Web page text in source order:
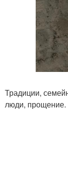
Традиции,
люди,